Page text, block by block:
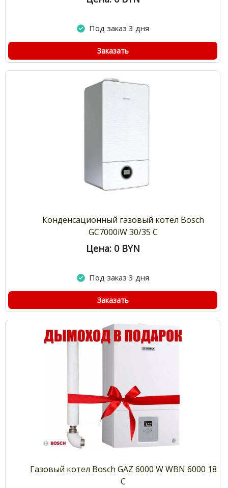
Под заказ 3 дня
Заказать
Конденсационный газовый котел Bosch
GC7000iW 30/35 C
Цена: 0 BYN
Под заказ 3 дня
Заказать
Газовый котел Bosch GAZ 6000 W WBN 6000 18
C